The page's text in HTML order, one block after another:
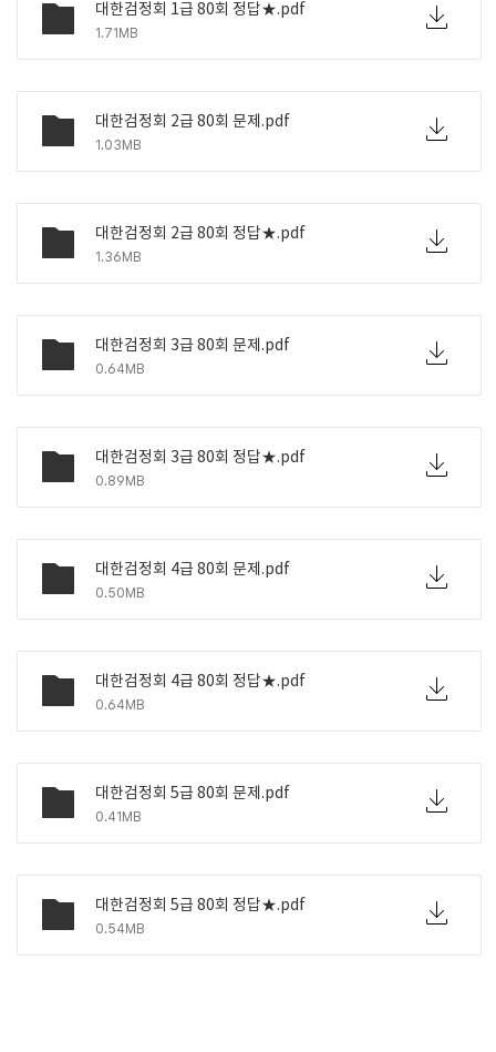
대한검정회 1급 80회 정답★.pdf
1.71MB
대한검정회 2급 80회 문제.pdf
1.03MB
대한검정회 2급 80회 정답★.pdf
1.36MB
대한검정회 3급 80회 문제.pdf
0.64MB
대한검정회 3급 80회 정답★.pdf
0.89MB
대한검정회 4급 80회 문제.pdf
0.50MB
대한검정회 4급 80회 정답★.pdf
0.64MB
대한검정회 5급 80회 문제.pdf
0.41MB
대한검정회 5급 80회 정답★.pdf
0.54MB